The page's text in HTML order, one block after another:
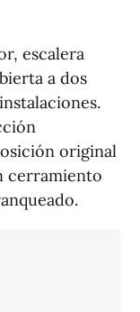
escalera
a dos
original
cerramiento